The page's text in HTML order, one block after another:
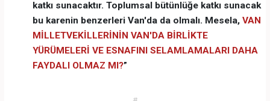
katkı sunacaktır. Toplumsal bütünlüğe katkı sunacak
bu karenin benzerleri Van'da da olmalı. Mesela, VAN
MİLLETVEKİLLERİNİN VAN'DA BİRLİKTE
YÜRÜMELERİ VE ESNAFINI SELAMLAMALARI DAHA
FAYDALI OLMAZ MI?”